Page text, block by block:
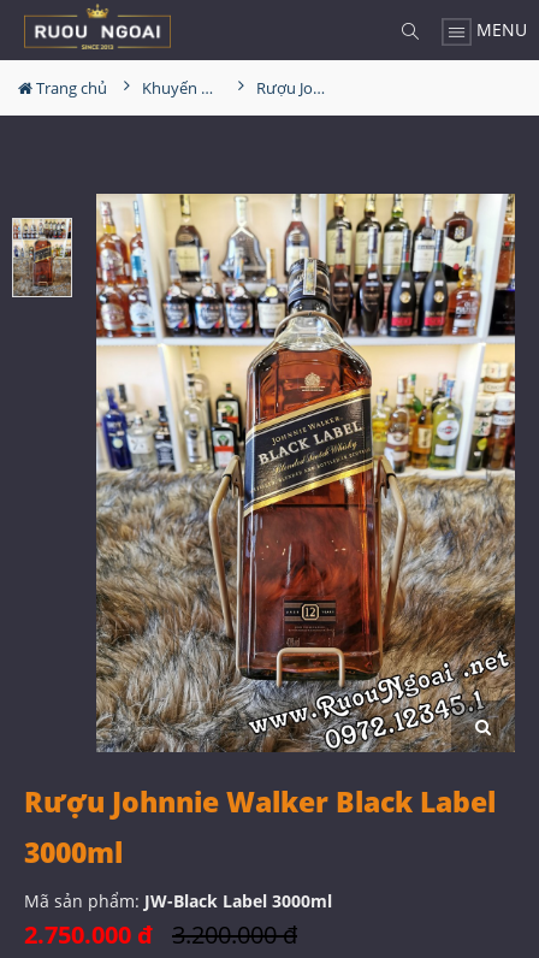
MENU
Trang chủ Khuyến Mãi Lớn Rượu Johnnie Walker Black Label 3000ml
Rượu Johnnie Walker Black Label
3000ml
Mã sản phẩm: JW-Black Label 3000ml
2.750.000 đ 3.200.000 đ